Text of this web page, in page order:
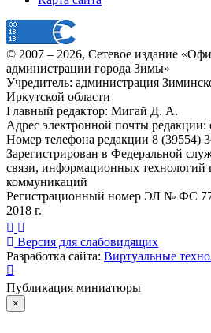
© 2007 – 2026, Сетевое издание
администрации города Зимы»
Учредитель: администрация
Иркутской области
Главный редактор: Мигай Д. А.
Адрес электронной почты редакции:
Номер телефона редакции 8 (39554)
Зарегистрирован в Федеральной
связи, информационных технологий
коммуникаций
Регистрационный номер ЭЛ № ФС
2018 г.
Версия для слабовидящих
Разработка сайта: Виртуальные
Публикация миниатюры
×